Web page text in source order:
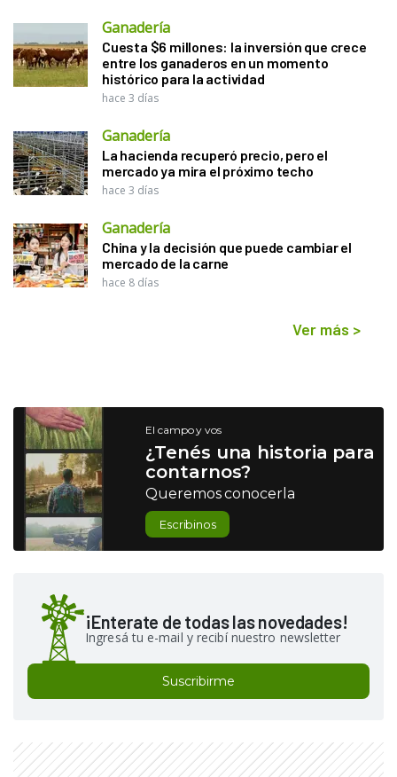
Ganadería
Cuesta $6 millones: la inversión que crece
entre los ganaderos en un momento
histórico para la actividad
hace 3 días
Ganadería
La hacienda recuperó precio, pero el
mercado ya mira el próximo techo
hace 3 días
Ganadería
China y la decisión que puede cambiar el
mercado de la carne
hace 8 días
Ver más >
El campo y vos
¿Tenés una historia para
contarnos?
Queremos conocerla
Escribinos
¡Enterate de todas las novedades!
Ingresá tu e-mail y recibí nuestro newsletter
Suscribirme